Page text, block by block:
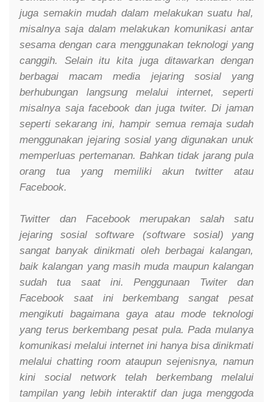
juga semakin mudah dalam melakukan suatu hal,
misalnya saja dalam melakukan komunikasi antar
sesama dengan cara menggunakan teknologi yang
canggih. Selain itu kita juga ditawarkan dengan
berbagai macam media jejaring sosial yang
berhubungan langsung melalui internet, seperti
misalnya saja facebook dan juga twiter. Di jaman
seperti sekarang ini, hampir semua remaja sudah
menggunakan jejaring sosial yang digunakan unuk
memperluas pertemanan. Bahkan tidak jarang pula
orang tua yang memiliki akun twitter atau
Facebook.
Twitter dan Facebook merupakan salah satu
jejaring sosial software (software sosial) yang
sangat banyak dinikmati oleh berbagai kalangan,
baik kalangan yang masih muda maupun kalangan
sudah tua saat ini. Penggunaan Twiter dan
Facebook saat ini berkembang sangat pesat
mengikuti bagaimana gaya atau mode teknologi
yang terus berkembang pesat pula. Pada mulanya
komunikasi melalui internet ini hanya bisa dinikmati
melalui chatting room ataupun sejenisnya, namun
kini social network telah berkembang melalui
tampilan yang lebih interaktif dan juga menggoda